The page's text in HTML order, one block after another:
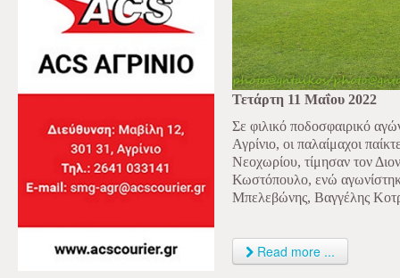
Τετάρτη 11 Μαΐου 2022
Σε φιλικό ποδοσφαιρικό
Αγρίνιο, οι παλαίμαχοι
Νεοχωρίου, τίμησαν τον
Κωστόπουλο, ενώ
Μπελεβώνης, Βαγγέλης
Read more ...